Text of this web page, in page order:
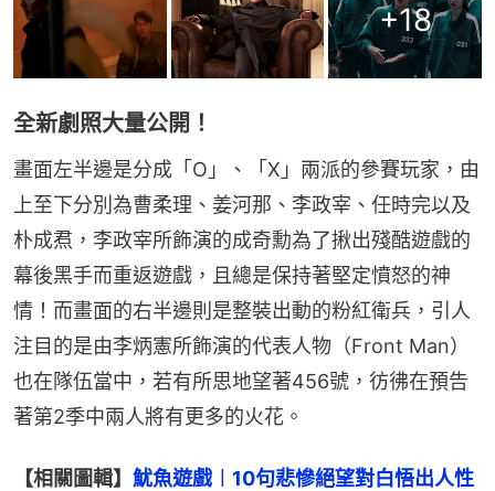
+18
全新劇照大量公開！
畫面左半邊是分成「O」、「X」兩派的參賽玩家，由
上至下分別為曹柔理、姜河那、李政宰、任時完以及
朴成焄，李政宰所飾演的成奇勳為了揪出殘酷遊戲的
幕後黑手而重返遊戲，且總是保持著堅定憤怒的神
情！而畫面的右半邊則是整裝出動的粉紅衛兵，引人
注目的是由李炳憲所飾演的代表人物（Front Man）
也在隊伍當中，若有所思地望著456號，彷彿在預告
著第2季中兩人將有更多的火花。
【相關圖輯】 魷魚遊戲︱10句悲慘絕望對白悟出人性